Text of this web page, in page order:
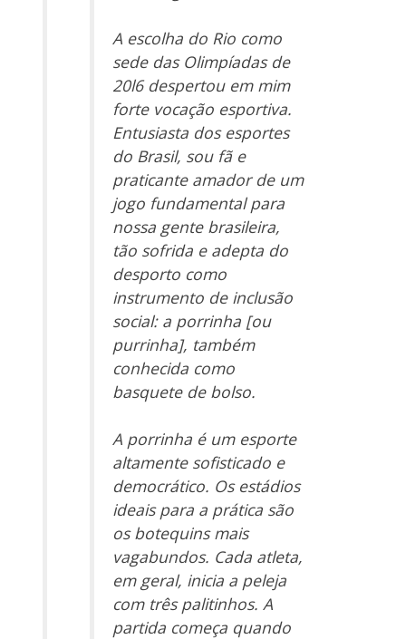
A escolha do Rio como
sede das Olimpíadas de
20l6 despertou em mim
forte vocação esportiva.
Entusiasta dos esportes
do Brasil, sou fã e
praticante amador de um
jogo fundamental para
nossa gente brasileira,
tão sofrida e adepta do
desporto como
instrumento de inclusão
social: a porrinha [ou
purrinha], também
conhecida como
basquete de bolso.
A porrinha é um esporte
altamente sofisticado e
democrático. Os estádios
ideais para a prática são
os botequins mais
vagabundos. Cada atleta,
em geral, inicia a peleja
com três palitinhos. A
partida começa quando